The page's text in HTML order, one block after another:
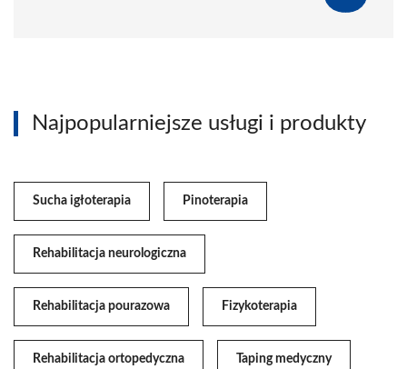
Najpopularniejsze usługi i produkty
Sucha igłoterapia Pinoterapia
Rehabilitacja neurologiczna
Rehabilitacja pourazowa Fizykoterapia
Rehabilitacja ortopedyczna Taping medyczny